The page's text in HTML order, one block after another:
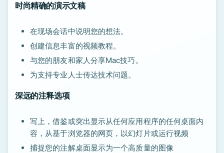
时尚精确的演示文稿
在现场会话中说明您的想法。
创建信息丰富的视频教程。
与您的朋友和家人分享Mac技巧。
为支持专业人士传达技术问题。
深远的注释选项
写上，借鉴或突出显示从任何应用程序的任何桌面内
容，从基于浏览器的网页，以幻灯片或运行视频
捕捉您的注解桌面显示为一个高质量的图像